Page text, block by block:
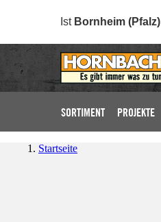
Ist Bornheim (Pfalz)
SORTIMENT PROJEKTE
Startseite